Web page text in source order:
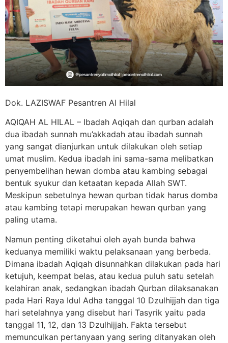
Dok. LAZISWAF Pesantren Al Hilal
AQIQAH AL HILAL – Ibadah Aqiqah dan qurban adalah
dua ibadah sunnah mu’akkadah atau ibadah sunnah
yang sangat dianjurkan untuk dilakukan oleh setiap
umat muslim. Kedua ibadah ini sama-sama melibatkan
penyembelihan hewan domba atau kambing sebagai
bentuk syukur dan ketaatan kepada Allah SWT.
Meskipun sebetulnya hewan qurban tidak harus domba
atau kambing tetapi merupakan hewan qurban yang
paling utama.
Namun penting diketahui oleh ayah bunda bahwa
keduanya memiliki waktu pelaksanaan yang berbeda.
Dimana ibadah Aqiqah disunnahkan dilakukan pada hari
ketujuh, keempat belas, atau kedua puluh satu setelah
kelahiran anak, sedangkan ibadah Qurban dilaksanakan
pada Hari Raya Idul Adha tanggal 10 Dzulhijjah dan tiga
hari setelahnya yang disebut hari Tasyrik yaitu pada
tanggal 11, 12, dan 13 Dzulhijjah. Fakta tersebut
memunculkan pertanyaan yang sering ditanyakan oleh